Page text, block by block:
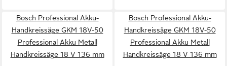
Bosch Professional Akku-
Handkreissäge GKM 18V-50
Professional Akku Metall
Handkreissäge 18 V 136 mm
Bosch Professional Akku-
Handkreissäge GKM 18V-50
Professional Akku Metall
Handkreissäge 18 V 136 mm